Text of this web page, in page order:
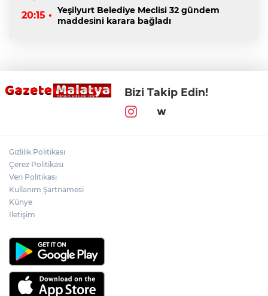
20:15 • Yeşilyurt Belediye Meclisi 32 gündem
maddesini karara bağladı
Bizi Takip Edin!
Gizlilik Politikası
Çerez Politikası
Veri Politikası
Kullanım Şartnamesi
Künye
İletişim